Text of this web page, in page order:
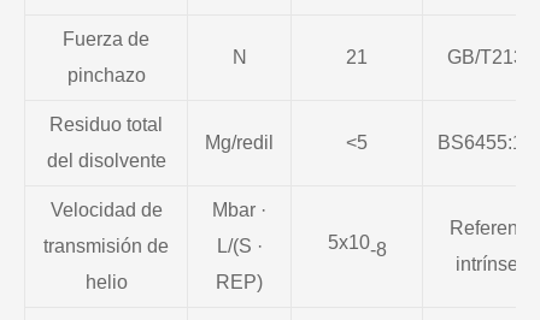
Fuerza de
pinchazo
N 21 GB/
Residuo total
del disolvente
Mg/redil <5
Velocidad de
transmisión de
helio
Mbar ·
L/(S ·
REP)
5x10-8
intrínseca